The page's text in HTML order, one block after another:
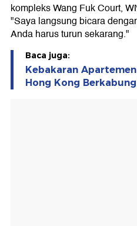
kompleks Wang Fuk Court,
"Saya langsung bicara
Anda harus turun sekarang."
Baca juga:
Kebakaran
Hong Kong